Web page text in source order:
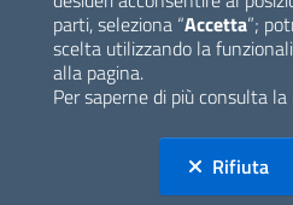
parti, seleziona “Accetta”;
scelta utilizzando la
alla pagina.
Per saperne di più consulta
Rifiuta